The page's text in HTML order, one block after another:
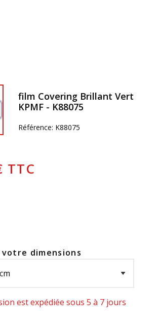
film Covering Brillant Vert
KPMF - K88075
Référence: K88075
TTC
votre dimensions
est expédiée sous 5 à 7 jours